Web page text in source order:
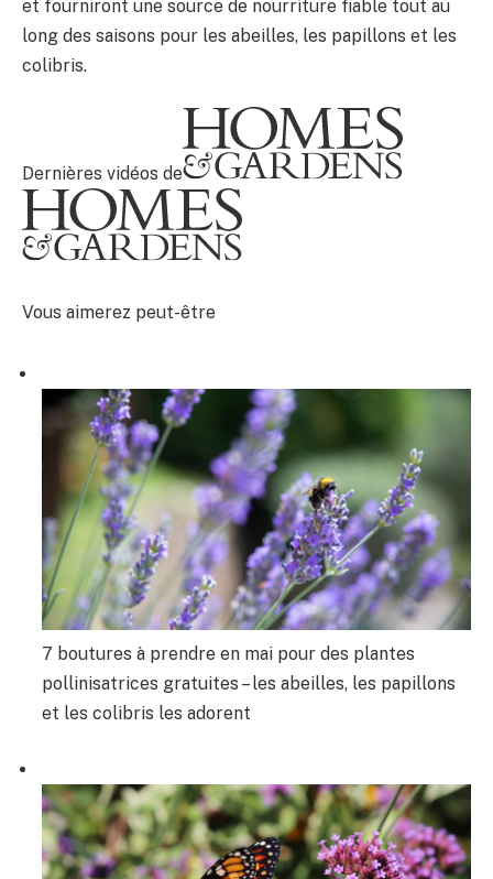
et fourniront une source de nourriture fiable tout au
long des saisons pour les abeilles, les papillons et les
colibris.
Dernières vidéos de
Vous aimerez peut-être
7 boutures à prendre en mai pour des plantes
pollinisatrices gratuites – les abeilles, les papillons
et les colibris les adorent